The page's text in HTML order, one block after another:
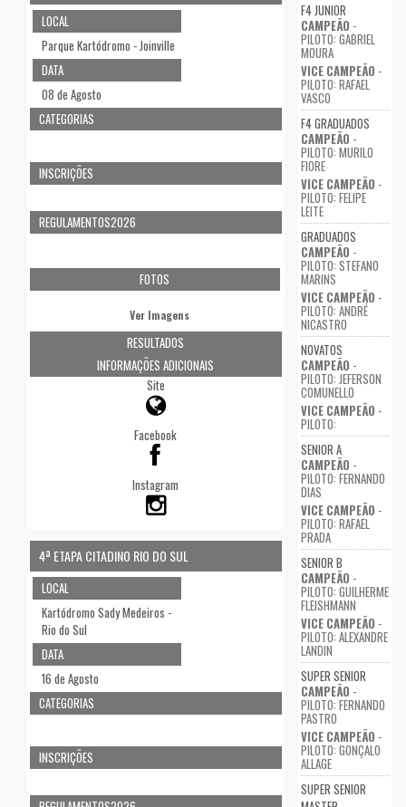
LOCAL
Parque Kartódromo - Joinville
DATA
08 de Agosto
CATEGORIAS
INSCRIÇÕES
REGULAMENTOS2026
FOTOS
Ver Imagens
RESULTADOS
INFORMAÇÕES ADICIONAIS
Site
Facebook
Instagram
4ª ETAPA CITADINO RIO DO SUL
LOCAL
Kartódromo Sady Medeiros -
Rio do Sul
DATA
16 de Agosto
CATEGORIAS
INSCRIÇÕES
F4 JUNIOR
CAMPEÃO -
PILOTO: GABRIEL
MOURA
VICE CAMPEÃO -
PILOTO: RAFAEL
VASCO
F4 GRADUADOS
CAMPEÃO -
PILOTO: MURILO
FIORE
VICE CAMPEÃO -
PILOTO: FELIPE
LEITE
GRADUADOS
CAMPEÃO -
PILOTO: STEFANO
MARINS
VICE CAMPEÃO -
PILOTO: ANDRÉ
NICASTRO
NOVATOS
CAMPEÃO -
PILOTO: JEFERSON
COMUNELLO
VICE CAMPEÃO -
PILOTO:
SENIOR A
CAMPEÃO -
PILOTO: FERNANDO
DIAS
VICE CAMPEÃO -
PILOTO: RAFAEL
PRADA
SENIOR B
CAMPEÃO -
PILOTO: GUILHERME
FLEISHMANN
VICE CAMPEÃO -
PILOTO: ALEXANDRE
LANDIN
SUPER SENIOR
CAMPEÃO -
PILOTO: FERNANDO
PASTRO
VICE CAMPEÃO -
PILOTO: GONÇALO
ALLAGE
SUPER SENIOR